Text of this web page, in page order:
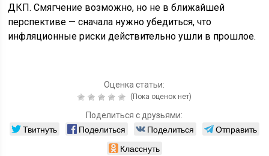
ДКП. Смягчение возможно, но не в ближайшей
перспективе — сначала нужно убедиться, что
инфляционные риски действительно ушли в прошлое.
Оценка статьи:
(Пока оценок нет)
Поделиться с друзьями:
Твитнуть Поделиться Поделиться
Отправить
Класснуть